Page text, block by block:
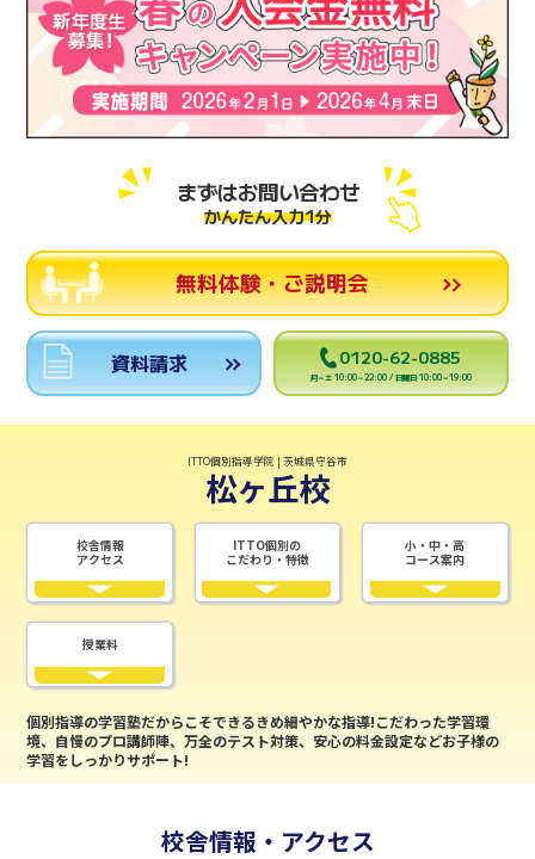
まずはお問い合わせ
かんたん入力1分
無料体験・ご説明会
資料請求 0120-62-0885
月～土 10:00～22:00 / 日曜日 10:00～19:00
ITTO個別指導学院 | 茨城県守谷市
松ヶ丘校
校舎情報
アクセス
ITTO個別の
こだわり・特徴
小・中・高
コース案内
授業料
個別指導の学習塾だからこそできるきめ細やかな指導!こだわった学習環
境、自慢のプロ講師陣、万全のテスト対策、安心の料金設定などお子様の
学習をしっかりサポート!
校舎情報・アクセス